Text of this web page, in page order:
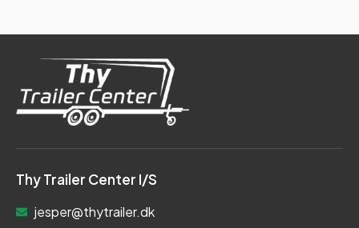
Thy Trailer Center I/S
jesper@thytrailer.dk